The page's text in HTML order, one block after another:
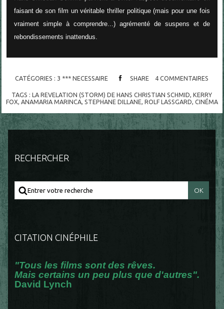
faisant de son film un véritable thriller politique (mais pour une fois
vraiment simple à comprendre...) agrémenté de suspens et de
rebondissements inattendus.
CATÉGORIES : 3 *** NECESSAIRE SHARE 4 COMMENTAIRES
TAGS :LA REVELATION (STORM) DE HANS CHRISTIAN SCHMID ,KERRY
FOX, ANAMARIA MARINCA, STEPHANE DILLANE ROLF LASSGARD CINÉMA
RECHERCHER
CITATION CINÉPHILE
"Tous les films sont des rêves.
Mais certains un peu plus que d'autres".
David Lynch